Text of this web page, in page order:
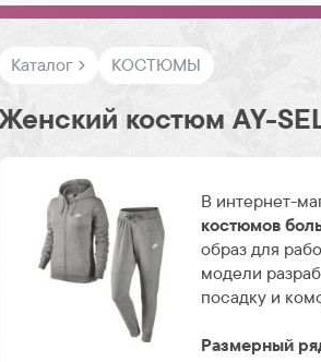
Каталог КОСТЮМЫ
костюм AY-
В интернет-
костюмов
образ для
модели
посадку и
Размерный